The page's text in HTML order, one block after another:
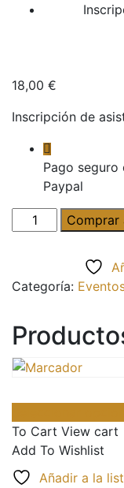
18,00 €
Inscripción de
Pago
Paypal
Inscripción
de
ponentes
Comprar
Categoría:
To Cart View cart
Add To Wishlist
Añadir a la